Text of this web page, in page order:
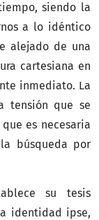
siendo la
a lo idéntico
alejado de una
cartesiana en
inmediato. La
tensión que se
es necesaria
búsqueda por
su tesis
identidad ipse,